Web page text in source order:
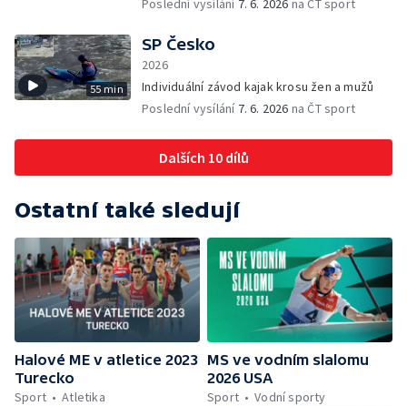
Poslední vysílání 7. 6. 2026 na ČT sport
55 min
SP Česko
2026
Individuální závod kajak krosu žen a mužů
Poslední vysílání 7. 6. 2026 na ČT sport
Dalších 10 dílů
Ostatní také sledují
Halové ME v atletice 2023
Turecko
Sport
Atletika
MS ve vodním slalomu
2026 USA
Sport
Vodní sporty